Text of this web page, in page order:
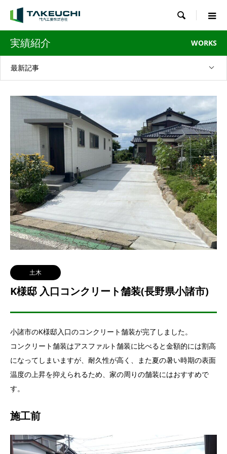

実績紹介 WORKS
最新記事
土木
K様邸 入口コンクリート舗装(長野県小諸市)
小諸市のK様邸入口のコンクリート舗装が完了しました。
コンクリート舗装はアスファルト舗装に比べると金額的には割高
になってしまいますが、耐久性が高く、また夏の暑い時期の表面
温度の上昇を抑えられるため、家の周りの舗装にはおすすめで
す。
施工前